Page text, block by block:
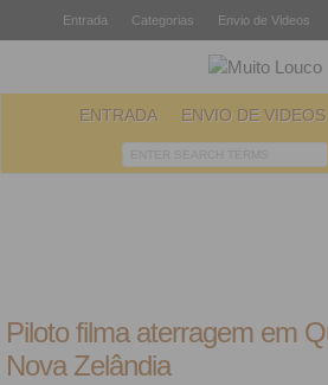
Entrada Categorias Envio de Videos
ENTRADA ENVIO DE VIDEOS
Piloto filma aterragem em
Nova Zelândia